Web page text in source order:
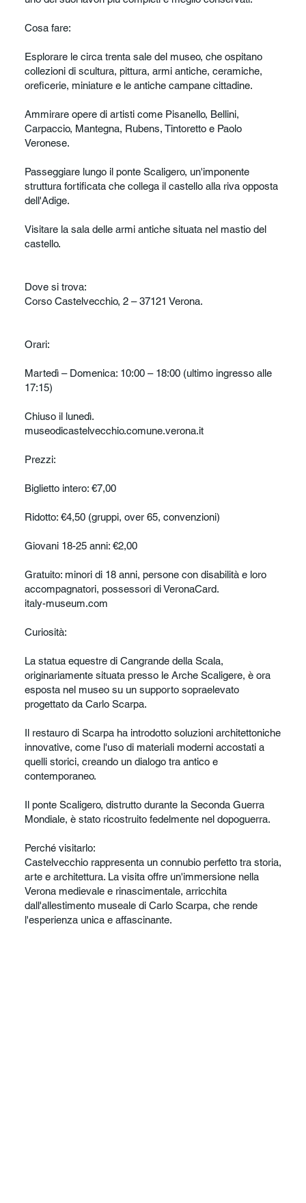
Cosa fare:
Esplorare le circa trenta sale del museo, che ospitano
collezioni di scultura, pittura, armi antiche, ceramiche,
oreficerie, miniature e le antiche campane cittadine.
Ammirare opere di artisti come Pisanello, Bellini,
Carpaccio, Mantegna, Rubens, Tintoretto e Paolo
Veronese.
Passeggiare lungo il ponte Scaligero, un'imponente
struttura fortificata che collega il castello alla riva opposta
dell'Adige.
Visitare la sala delle armi antiche situata nel mastio del
castello.
Dove si trova:
Corso Castelvecchio, 2 – 37121 Verona.
Orari:
Martedì – Domenica: 10:00 – 18:00 (ultimo ingresso alle
17:15)
Chiuso il lunedì.
museodicastelvecchio.comune.verona.it
Prezzi:
Biglietto intero: €7,00
Ridotto: €4,50 (gruppi, over 65, convenzioni)
Giovani 18-25 anni: €2,00
Gratuito: minori di 18 anni, persone con disabilità e loro
accompagnatori, possessori di VeronaCard.
italy-museum.com
Curiosità:
La statua equestre di Cangrande della Scala,
originariamente situata presso le Arche Scaligere, è ora
esposta nel museo su un supporto sopraelevato
progettato da Carlo Scarpa.
Il restauro di Scarpa ha introdotto soluzioni architettoniche
innovative, come l'uso di materiali moderni accostati a
quelli storici, creando un dialogo tra antico e
contemporaneo.
Il ponte Scaligero, distrutto durante la Seconda Guerra
Mondiale, è stato ricostruito fedelmente nel dopoguerra.
Perché visitarlo:
Castelvecchio rappresenta un connubio perfetto tra storia,
arte e architettura. La visita offre un'immersione nella
Verona medievale e rinascimentale, arricchita
dall'allestimento museale di Carlo Scarpa, che rende
l'esperienza unica e affascinante.